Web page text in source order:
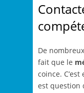
De
fait que le
coince.
est question